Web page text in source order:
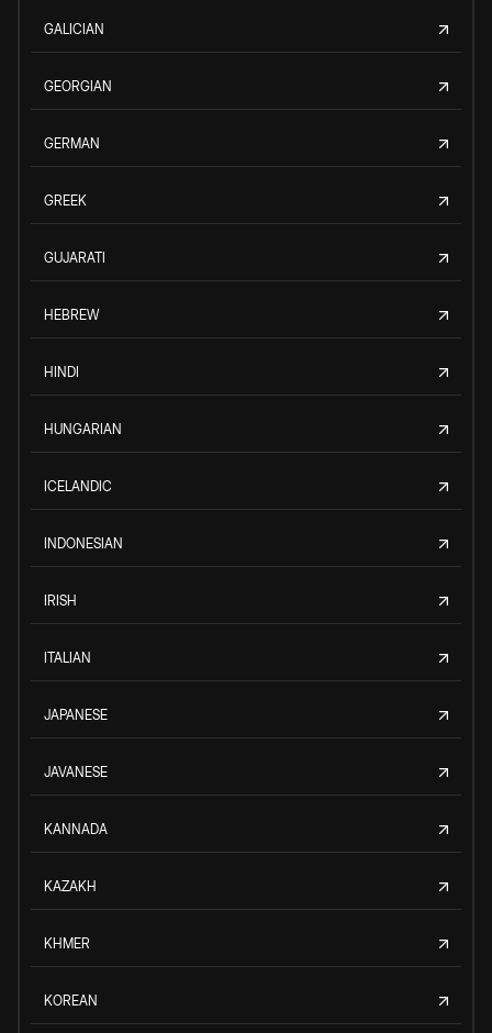
GALICIAN
GEORGIAN
GERMAN
GREEK
GUJARATI
HEBREW
HINDI
HUNGARIAN
ICELANDIC
INDONESIAN
IRISH
ITALIAN
JAPANESE
JAVANESE
KANNADA
KAZAKH
KHMER
KOREAN